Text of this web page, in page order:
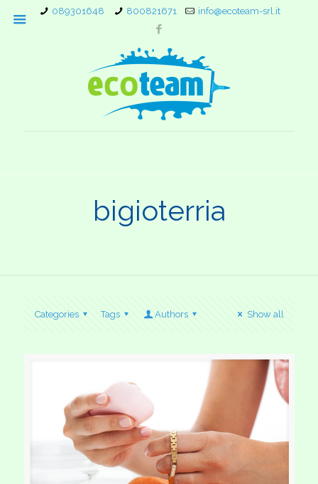
089301648 800821671 info@ecoteam-srl.it
bigioterria
Categories Tags Authors Show all